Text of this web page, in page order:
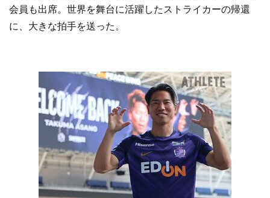
会員も出席。世界を舞台に活躍したストライカーの帰還
に、大きな拍手を送った。